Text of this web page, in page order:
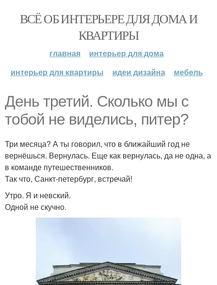
ВСЁ ОБ ИНТЕРЬЕРЕ ДЛЯ ДОМА И
КВАРТИРЫ
главная
интерьер для дома
интерьер для квартиры
идеи дизайна мебель
День третий. Сколько мы с
тобой не виделись, питер?
Три месяца? А ты говорил, что в ближайший год не
вернёшься. Вернулась. Еще как вернулась, да не одна, а
в команде путешественников.
Так что, Санкт-петербург, встречай!
Утро. Я и невский.
Одной не скучно.